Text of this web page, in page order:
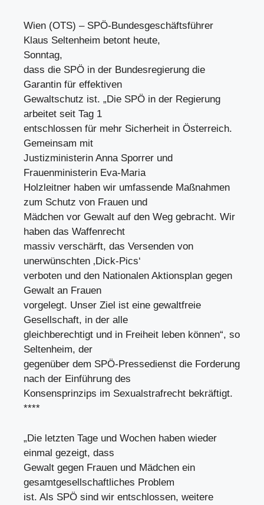
Wien (OTS) – SPÖ-Bundesgeschäftsführer
Klaus Seltenheim betont heute,
Sonntag,
dass die SPÖ in der Bundesregierung die
Garantin für effektiven
Gewaltschutz ist. „Die SPÖ in der Regierung
arbeitet seit Tag 1
entschlossen für mehr Sicherheit in Österreich.
Gemeinsam mit
Justizministerin Anna Sporrer und
Frauenministerin Eva-Maria
Holzleitner haben wir umfassende Maßnahmen
zum Schutz von Frauen und
Mädchen vor Gewalt auf den Weg gebracht. Wir
haben das Waffenrecht
massiv verschärft, das Versenden von
unerwünschten ‚Dick-Pics‘
verboten und den Nationalen Aktionsplan gegen
Gewalt an Frauen
vorgelegt. Unser Ziel ist eine gewaltfreie
Gesellschaft, in der alle
gleichberechtigt und in Freiheit leben können“, so
Seltenheim, der
gegenüber dem SPÖ-Pressedienst die Forderung
nach der Einführung des
Konsensprinzips im Sexualstrafrecht bekräftigt.
****
„Die letzten Tage und Wochen haben wieder
einmal gezeigt, dass
Gewalt gegen Frauen und Mädchen ein
gesamtgesellschaftliches Problem
ist. Als SPÖ sind wir entschlossen, weitere